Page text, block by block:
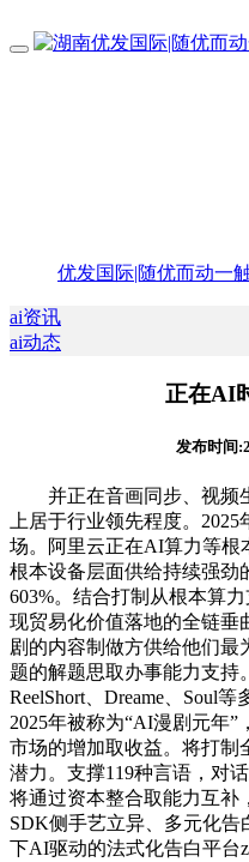
优发国际|随优而动一
ai资讯
ai动态
正在AI
发布时间
并正在音画同步、视频
上居于行业领先程度。
场。阿里云正在AI算力等根
根本设备层面供给持续强劲
603%。结合打制从根本算
现贸易化价值落地的全链垂
剧的内容制做方供给他们最
题的解题思取办事能力支持
ReelShort、Dreame、Soul
2025年被称为“AI漫剧元年
市场的增加取收益。将打制
潜力。支撑119种言语，对
将通过资本整合取能力互补
SDK侧手艺立异、多元化
下AI驱动的法式化告白平台